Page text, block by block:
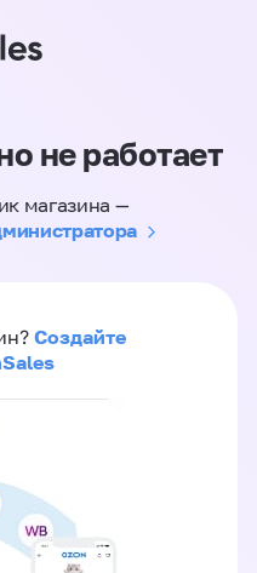
не работает
магазина —
Создайте